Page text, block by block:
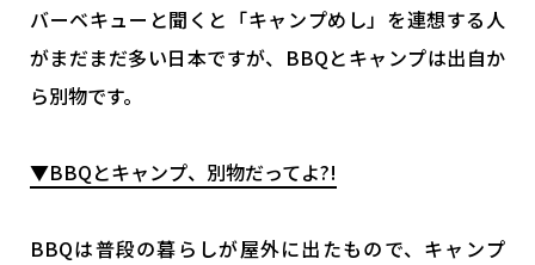
バーベキューと聞くと「キャンプめし」を連想する人
がまだまだ多い日本ですが、BBQとキャンプは出自か
ら別物です。
▼BBQとキャンプ、別物だってよ?!
BBQは普段の暮らしが屋外に出たもので、キャンプ